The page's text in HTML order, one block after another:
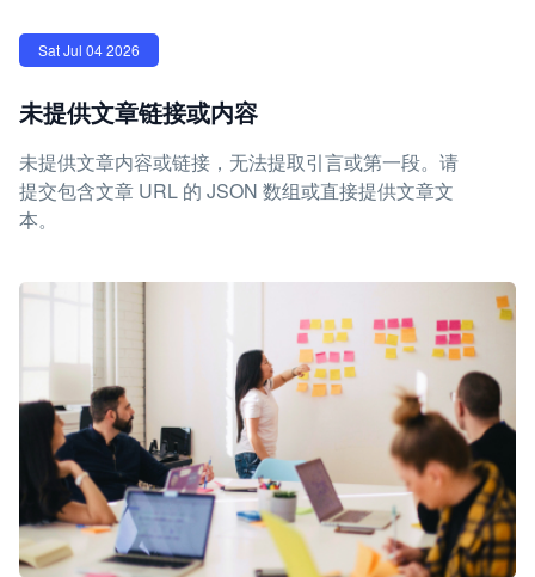
Sat Jul 04 2026
未提供文章链接或内容
未提供文章内容或链接，无法提取引言或第一段。请
提交包含文章 URL 的 JSON 数组或直接提供文章文
本。